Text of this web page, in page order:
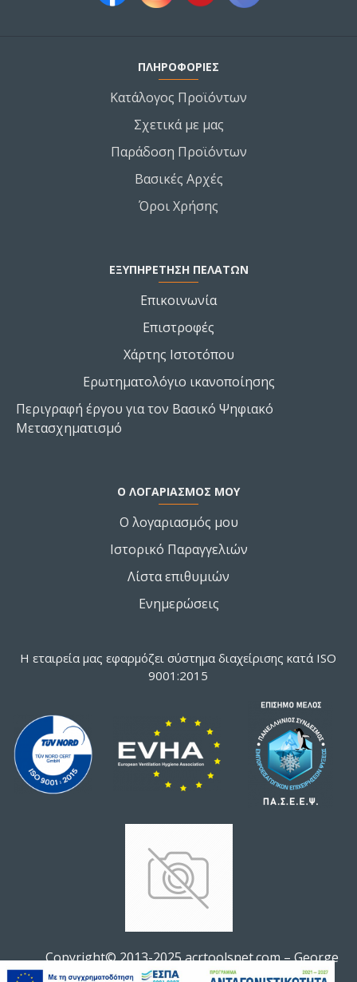
ΠΛΗΡΟΦΟΡΙΕΣ
Κατάλογος Προϊόντων
Σχετικά με μας
Παράδοση Προϊόντων
Βασικές Αρχές
Όροι Χρήσης
ΕΞΥΠΗΡΕΤΗΣΗ ΠΕΛΑΤΩΝ
Επικοινωνία
Επιστροφές
Χάρτης Ιστοτόπου
Ερωτηματολόγιο ικανοποίησης
Περιγραφή έργου για τον Βασικό Ψηφιακό
Μετασχηματισμό
Ο ΛΟΓΑΡΙΑΣΜΌΣ ΜΟΥ
Ο λογαριασμός μου
Ιστορικό Παραγγελιών
Λίστα επιθυμιών
Ενημερώσεις
Η εταιρεία μας εφαρμόζει σύστημα διαχείρισης κατά ISO
9001:2015
Copyright© 2013-2025 acrtoolsnet.com – George
Soldatos All rights reserved.
ΦΊΛΤΡΟ ΠΡΟΪΌΝΤΩΝ